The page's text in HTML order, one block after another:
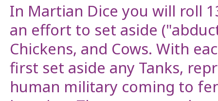
In Martian Dice you will roll
an effort to set aside
Chickens, and Cows. With
first set aside any Tanks,
human military coming to